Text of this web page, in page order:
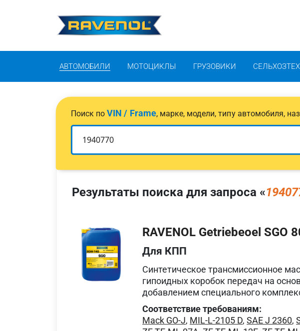
АВТОМОБИЛИ МОТОЦИКЛЫ ГРУЗОВИКИ
Поиск поVIN / Frame, марке, модели, типу автомобиля,
Результаты поиска для запроса «
RAVENOL Getriebeoel SGO
Для КПП
Синтетическое трансмиссионное
гипоидных коробок передач на
добавлением специального
Соответствие требованиям:
Mack GO-J, MIL-L-2105 D,SAE J 2360,